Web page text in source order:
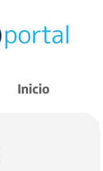
Inicio